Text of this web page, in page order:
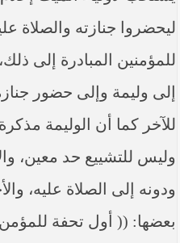
----- تصريح حول الأوضاع
ما ورد في خطبة الجمعة
في كربلاء المقدسة
) بعد سيطرة (داعش)
نينوى وصلاح الدين
المحافظات
بيان صادر من مكتب
محافظة نينوى
ليحضروا جنازته والصلاة
للمؤمنين المبادرة إلى
إلى وليمة وإلى حضور
للآخر كما أن الوليمة مذكرة
وليس للتشييع حد معين،
ودونه إلى الصلاة عليه،
بعضها: (( أول تحفة